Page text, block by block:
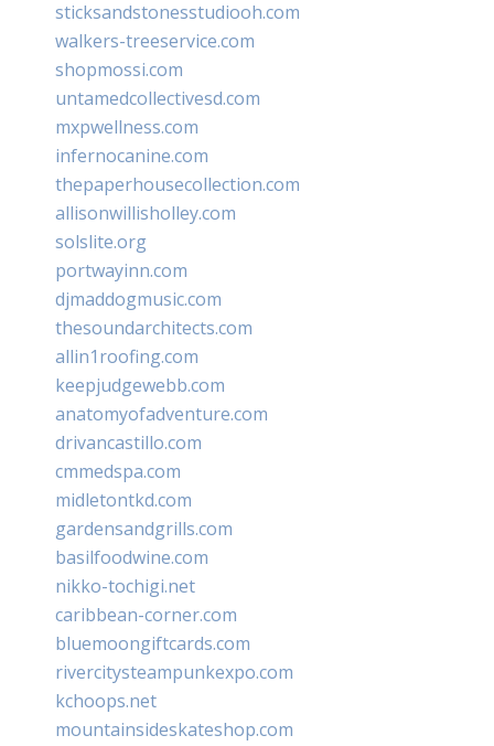
sticksandstonesstudiooh.com
walkers-treeservice.com
shopmossi.com
untamedcollectivesd.com
mxpwellness.com
infernocanine.com
thepaperhousecollection.com
allisonwillisholley.com
solslite.org
portwayinn.com
djmaddogmusic.com
thesoundarchitects.com
allin1roofing.com
keepjudgewebb.com
anatomyofadventure.com
drivancastillo.com
cmmedspa.com
midletontkd.com
gardensandgrills.com
basilfoodwine.com
nikko-tochigi.net
caribbean-corner.com
bluemoongiftcards.com
rivercitysteampunkexpo.com
kchoops.net
mountainsideskateshop.com